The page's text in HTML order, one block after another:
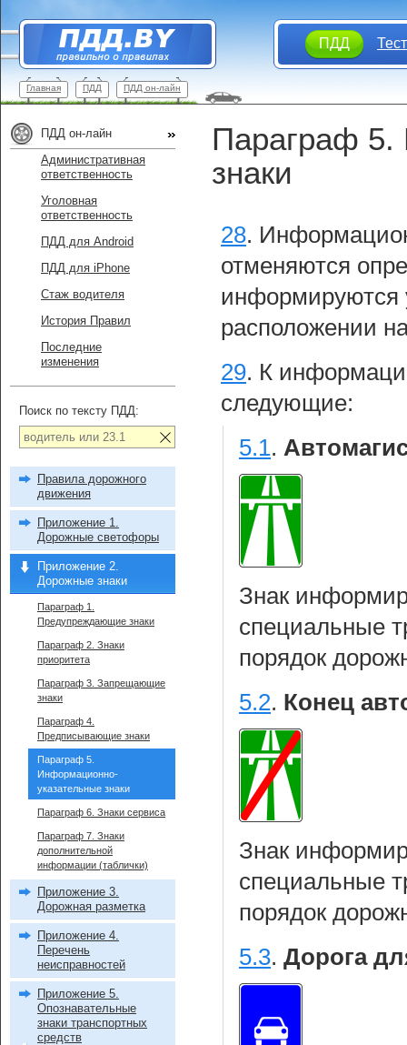
ПДД
Главная ПДД ПДД он-лайн
Параграф 5.
знаки
28.
отменяются
информируются
расположении
29. К
следующие:
5.1.
Знак
специальные
порядок
5.2. Конец
Знак
специальные
порядок
5.3. Дорога
ПДД он-лайн
Административная
ответственность
Уголовная
ответственность
ПДД для Android
ПДД для iPhone
Стаж водителя
История Правил
Последние
изменения
Поиск по тексту ПДД:
Правила дорожного
движения
Приложение 1.
Дорожные светофоры
Приложение 2.
Дорожные знаки
Параграф 1.
Предупреждающие знаки
Параграф 2. Знаки
приоритета
Параграф 3. Запрещающие
знаки
Параграф 4.
Предписывающие знаки
Параграф 5.
Информационно-
указательные знаки
Параграф 6. Знаки сервиса
Параграф 7. Знаки
дополнительной
информации (таблички)
Приложение 3.
Дорожная разметка
Приложение 4.
Перечень
неисправностей
Приложение 5.
Опознавательные
знаки транспортных
средств